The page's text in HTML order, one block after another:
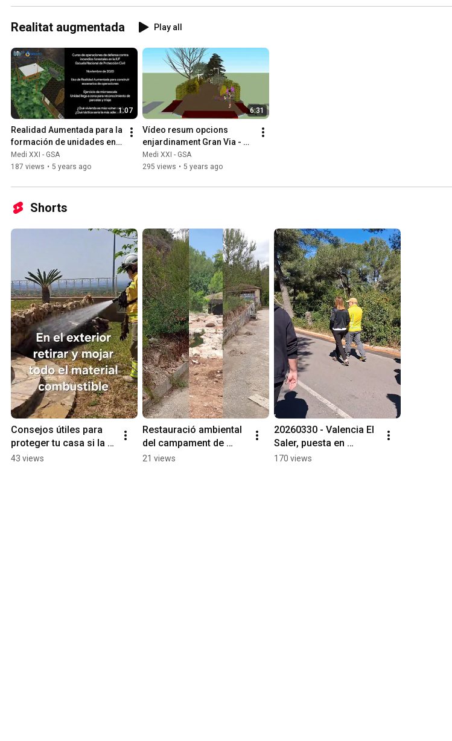
Realitat augmentada Play all
1:07
Realidad Aumentada para la
formación de unidades en
defensa contra incendios
forestales en la IUF
Medi XXI - GSA
187 views • 5 years ago
6:31
Vídeo resum opcions
enjardinament Gran Via -
Guadassuar
Medi XXI - GSA
295 views • 5 years ago
Shorts
Consejos útiles para
proteger tu casa si la
dejas por un periodo
43 views
Restauració ambiental
del campament de
Carritxar (Oliva,
21 views
20260330 - Valencia El
Saler, puesta en
marcha de la
170 views